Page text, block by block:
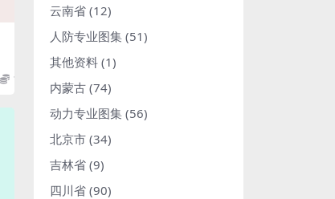
1.98
云南省 (12)
人防专业图集 (51)
其他资料 (1)
内蒙古 (74)
动力专业图集 (56)
北京市 (34)
吉林省 (9)
四川省 (90)